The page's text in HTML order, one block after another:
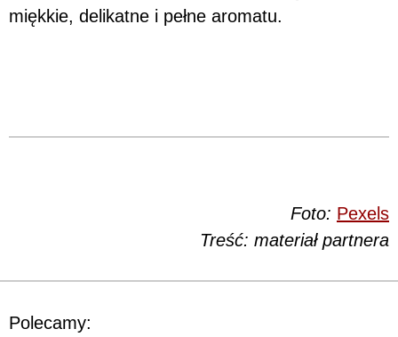
miękkie, delikatne i pełne aromatu.
Foto: Pexels
Treść: materiał partnera
Polecamy: